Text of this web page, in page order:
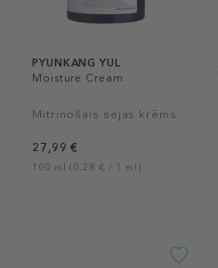
PYUNKANG YUL
Moisture Cream
Mitrinošais sejas krēms
27,99 €
100 ml (0,28 € / 1 ml)